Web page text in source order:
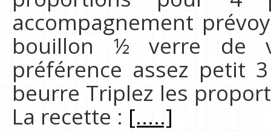
accompagnement
bouillon ½ verre de
préférence assez petit
beurre Triplez les
La recette : [.....]